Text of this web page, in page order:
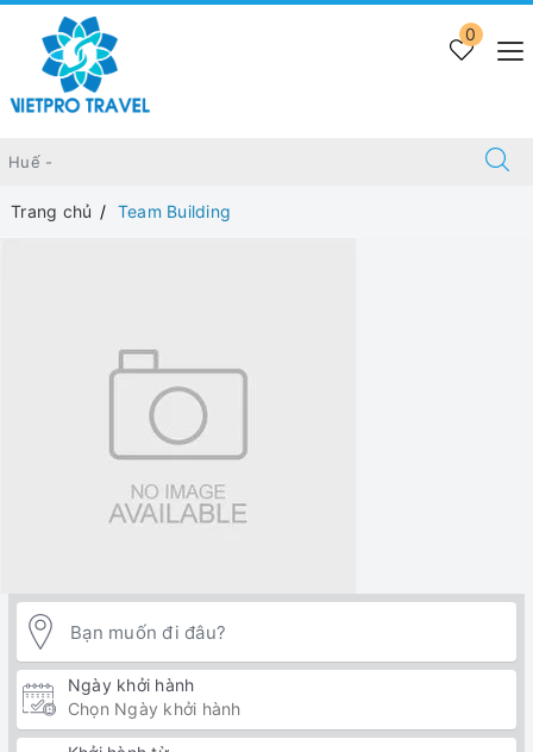
0
Trang chủ Team Building
Ngày khởi hành